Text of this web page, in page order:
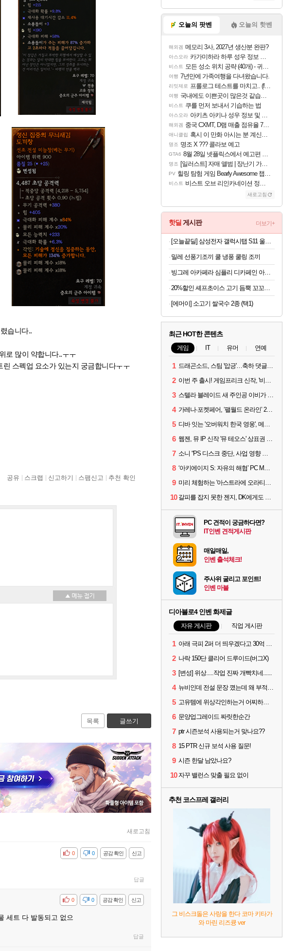
습니다..
로 많이 약합니다..ㅜㅜ
스펙업 요소가 있는지 궁금합니다ㅜㅜ
공유 스크랩 신고하기 스팸신고 추천 확인
목록 글쓰기
새로고침
신고
공감 확인
비공감 0
0
답글
신고
공감 확인
비공감 0
0
세트 다 발동되고 없으
답글
오늘의 팟벤 오늘의 핫벤
해외겜 메모리 3사, 2027년 생산분 완판?
아스오라 카가미하라 하루 성우 정보 및 주요 필모
비스트 모든 성소 위치 공략 (40개) - 귀환한 영혼 도전과제
여행 7년만에 가족여행을 다녀왔습니다.
리밋제로 프롤로그 테스트를 마치고.. (feat. 리아)
여행 국내에도 이쁜곳이 많은것 같습니다
비스트 쿠를 먼저 보내서 기습하는 법
아스오라 아키츠 아키나 성우 정보 및 주요 필모
해외겜 중국 CXMT, D램 매출 점유율 7%…글로벌 4위로 부상
애니클립 혹시 이 만화 아시는 분 계신가요
명조 명조 X ??? 콜라보 예고
GTA6 8월 28일 넷플릭스에서 예고편 공개 예정
명조 [일러스트] 자매 앨범 | 장난기 가득한 오후의 공원 (리메이크판)
PV 힐링 탐험 게임 Bearly Awesome 챕터 1 트레일러
비스트 비스트 오브 리인카네이션 정보/공략글 모음
새로고침
핫딜 게시판 더보기+
밀레 선풍기조끼 쿨 냉풍 쿨링 조끼
빙그레 아카페라 심플리 디카페인 아메리카노, 무라벨, 400ml, 20개
[에머이] 소고기 쌀국수 2종 (택1)
최근 HOT한 콘텐츠
게임 IT 유머 연예
1 드래곤소드, 스팀 '압긍'…축하 댓글 달고 게임 코드 받자!
2 이번 주 출시! 게임프리크 신작, '비스트 오브 리인카네이션'
3 스텔라 블레이드 새 주인공 이비가 부릅니다, 'Wanna be in LOVE' 뮤비 공개
4 가레나·포켓페어, ‘팰월드 온라인’ 2026년 출시 예고
5 디바 잇는 '오버워치 한국 영웅', 메카 파일럿 디몬 나온다
6 웹젠, 뮤 IP 신작 '뮤 테오스' 상표권 출원
7 소니 “PS 디스크 중단, 사업 영향 없다”
8 ‘아키에이지 S: 자유의 해협’ PC MMORPG로 개발한다
9 미리 체험하는 '아스트라에 오라티오'...NC, 8/19부터 CBT 참가자 모집
10 갈피를 잡지 못한 젠지, DK에게도 0:2 패배
PC 견적이 궁금하다면?
IT인벤 견적게시판
매일매일,
인벤 출석체크!
주사위 굴리고 포인트!
인벤 마블
디아블로4 인벤 화제글
자유 게시판 직업 게시판
1 아래 극피 2퍼 더 띄우겠다고 30억 쓴 사람입니다
2 나락 150단 클리어 드루이드(버그X)
3 [변성] 위상.....작업 진짜 개빡치네......
4 뉴비인데 전설 문장 꼈는데 왜 부적 3개밖에 못낌?
5 고유템에 위상각인하는거 어찌하는건가요?
6 문양업그레이드 짜릿한순간
7 ptr 시즌보석 사용되는거 맞나요??
8 15 PTR 신규 보석 사용 질문!
9 시즌 한달 남았나요?
10 자꾸 밸런스 맞출 필요 없이
추천 코스프레 갤러리
그 비스크돌은 사랑을 한다 코마 키타가
와 마린 리즈큥 ver